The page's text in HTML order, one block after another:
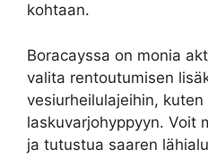
kohtaan.
Boracayssa on monia
valita rentoutumisen
vesiurheilulajeihin,
laskuvarjohyppyyn. Voit
ja tutustua saaren